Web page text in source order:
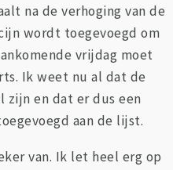
na de verhoging van de
wordt toegevoegd om
vrijdag moet
Ik weet nu al dat de
zijn en dat er dus een
aan de lijst.
van. Ik let heel erg op